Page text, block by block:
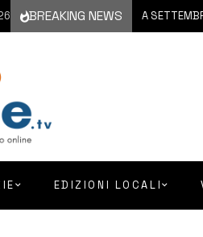
BREAKING NEWS
2026 CATANIA | A SETTEMBRE IL VIA
EDIZIONI LOCALI